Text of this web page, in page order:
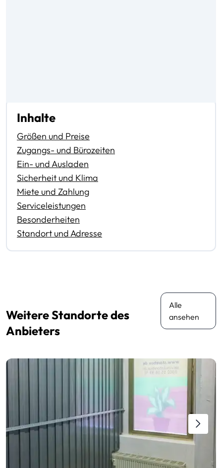
Inhalte
Größen und Preise
Zugangs- und Bürozeiten
Ein- und Ausladen
Sicherheit und Klima
Miete und Zahlung
Serviceleistungen
Besonderheiten
Standort und Adresse
Weitere Standorte des
Anbieters
Alle
ansehen